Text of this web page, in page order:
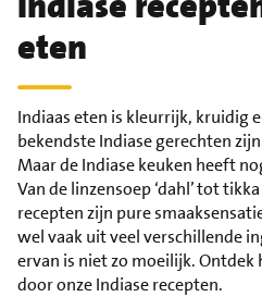
eten
Indiaas eten is kleurrijk, kruidig
bekendste Indiase gerechten
Maar de Indiase keuken heeft
Van de linzensoep ‘dahl’ tot
recepten zijn pure
wel vaak uit veel verschillende
ervan is niet zo moeilijk. Ontdek
door onze Indiase recepten.